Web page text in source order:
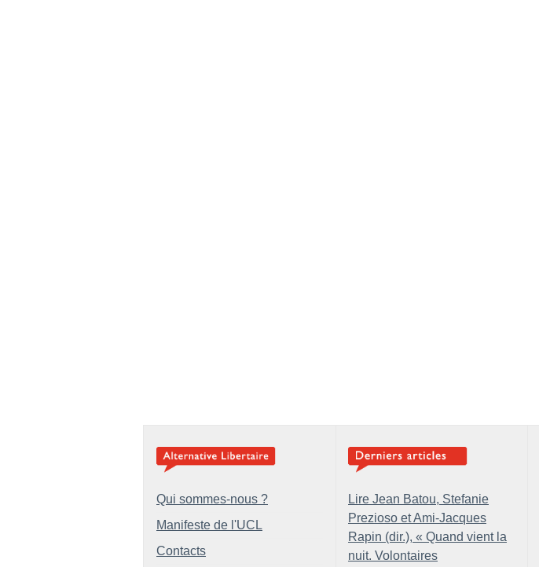
Qui sommes-nous ?
Manifeste de l'UCL
Contacts
Lire Jean Batou, Stefanie
Prezioso et Ami-Jacques
Rapin (dir.), « Quand vient la
nuit. Volontaires